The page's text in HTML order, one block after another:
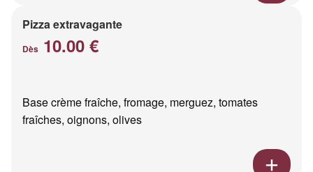
Pizza extravagante
Dès 10.00 €
Base crème fraîche, fromage, merguez, tomates
fraîches, oignons, olives